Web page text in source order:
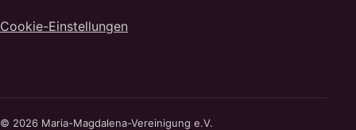
Cookie-Einstellungen
© 2026 Maria-Magdalena-Vereinigung e.V.